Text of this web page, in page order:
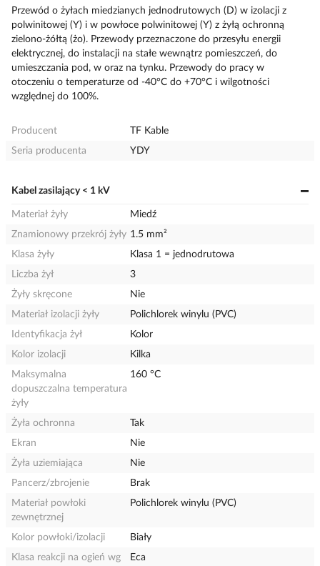
Przewód o żyłach miedzianych jednodrutowych (D) w izolacji z
polwinitowej (Y) i w powłoce polwinitowej (Y) z żyłą ochronną
zielono-żółtą (żo). Przewody przeznaczone do przesyłu energii
elektrycznej, do instalacji na stałe wewnątrz pomieszczeń, do
umieszczania pod, w oraz na tynku. Przewody do pracy w
otoczeniu o temperaturze od -40°C do +70°C i wilgotności
względnej do 100%.
Producent
TF Kable
Seria producenta
YDY
Kabel zasilający < 1 kV
Materiał żyły
Miedź
Znamionowy przekrój żyły 1.5 mm²
Klasa żyły
Klasa 1 = jednodrutowa
Liczba żył
3
Żyły skręcone
Nie
Materiał izolacji żyły
Polichlorek winylu (PVC)
Identyfikacja żył
Kolor
Kolor izolacji
Kilka
Maksymalna
dopuszczalna temperatura
żyły
160 °C
Żyła ochronna
Tak
Ekran
Nie
Żyła uziemiająca
Nie
Pancerz/zbrojenie
Brak
Materiał powłoki
zewnętrznej
Polichlorek winylu (PVC)
Kolor powłoki/izolacji
Biały
Klasa reakcji na ogień wg
Eca